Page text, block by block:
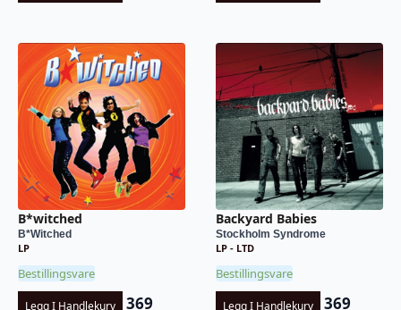
B*witched
B*Witched
LP
Bestillingsvare
Legg I Handlekurv 369
Backyard Babies
Stockholm Syndrome
LP - LTD
Bestillingsvare
Legg I Handlekurv 369